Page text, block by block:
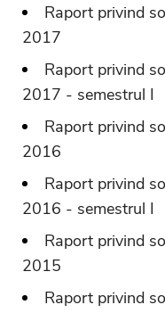
Raport privind
2017
Raport privind
2017 - semestrul I
Raport privind
2016
Raport privind
2016 - semestrul I
Raport privind
2015
Raport privind